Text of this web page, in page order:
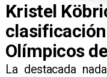
Kristel
Olímpicos
​La destacada